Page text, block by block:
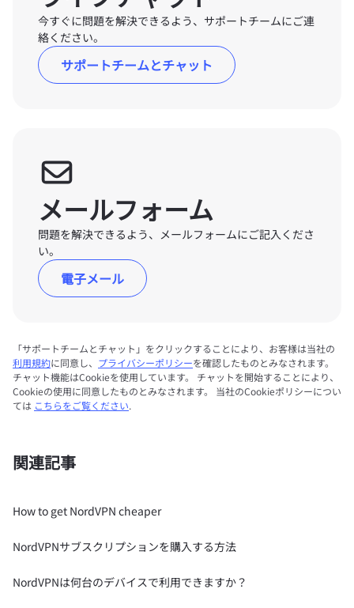
今すぐに問題を解決できるよう、サポートチームにご連
絡ください。
サポートチームとチャット
メールフォーム
問題を解決できるよう、メールフォームにご記入くださ
い。
電子メール
「サポートチームとチャット」をクリックすることにより、お客様は当社の
利用規約に同意し、 プライバシーポリシーを確認したものとみなされます。
チャット機能はCookieを使用しています。 チャットを開始することにより、
Cookieの使用に同意したものとみなされます。 当社のCookieポリシーについ
ては こちらをご覧ください.
関連記事
How to get NordVPN cheaper
NordVPNサブスクリプションを購入する方法
NordVPNは何台のデバイスで利用できますか？